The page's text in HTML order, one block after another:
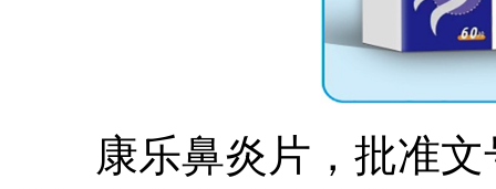
康乐鼻炎片，批准文